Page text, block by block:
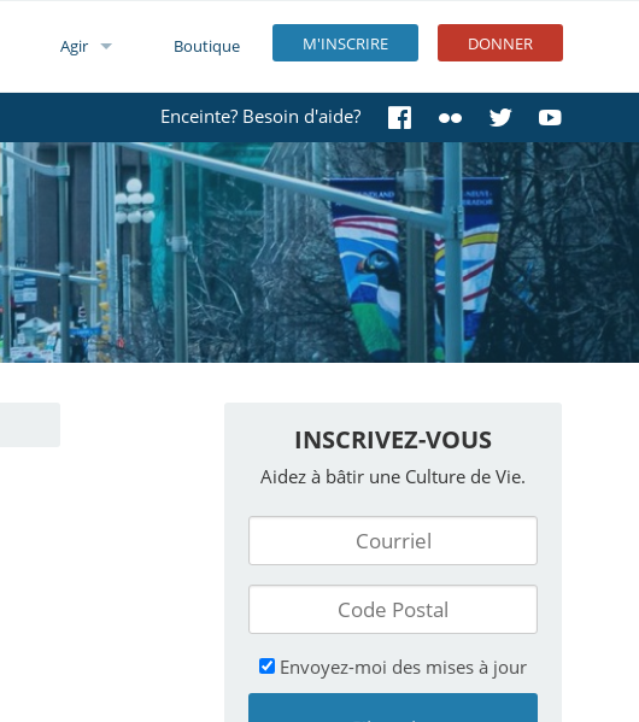
M'INSCRIRE DONNER
Agir Boutique
Enceinte? Besoin d'aide?
INSCRIVEZ-VOUS
Aidez à bâtir une Culture de Vie.
Envoyez-moi des mises à jour